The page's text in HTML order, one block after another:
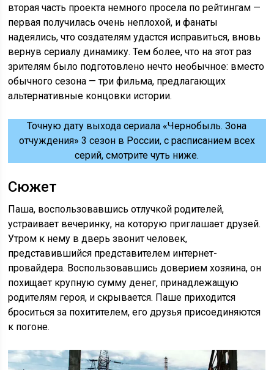
вторая часть проекта немного просела по рейтингам —
первая получилась очень неплохой, и фанаты
надеялись, что создателям удастся исправиться, вновь
вернув сериалу динамику. Тем более, что на этот раз
зрителям было подготовлено нечто необычное: вместо
обычного сезона — три фильма, предлагающих
альтернативные концовки истории.
Точную дату выхода сериала «Чернобыль. Зона
отчуждения» 3 сезон в России, с расписанием всех
серий, смотрите чуть ниже.
Сюжет
Паша, воспользовавшись отлучкой родителей,
устраивает вечеринку, на которую приглашает друзей.
Утром к нему в дверь звонит человек,
представившийся представителем интернет-
провайдера. Воспользовавшись доверием хозяина, он
похищает крупную сумму денег, принадлежащую
родителям героя, и скрывается. Паше приходится
броситься за похитителем, его друзья присоединяются
к погоне.